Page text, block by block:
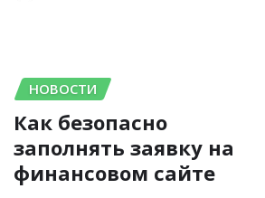
НОВОСТИ
Как безопасно
заполнять заявку на
финансовом сайте